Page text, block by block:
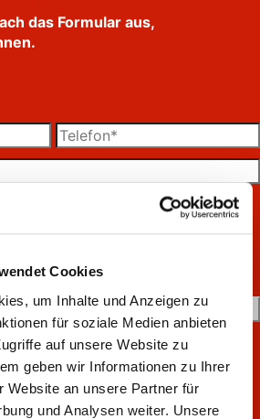
Cookies
um Inhalte und Anzeigen zu
für soziale Medien anbieten
auf unsere Website zu
geben wir Informationen zu Ihrer
Website an unsere Partner für
und Analysen weiter. Unsere
das Formular aus,
bald zu unseren